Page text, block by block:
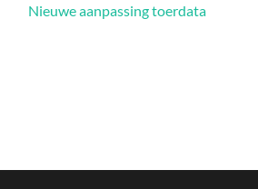
Nieuwe aanpassing toerdata